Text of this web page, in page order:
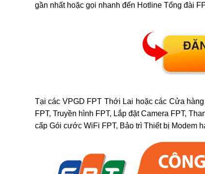
gần nhất hoặc gọi nhanh đến Hotline Tổng đài
Tại các VPGD FPT Thới Lai hoặc các Cửa
FPT, Truyền hình FPT, Lắp đặt Camera FPT,
cấp Gói cước WiFi FPT, Bảo trì Thiết bị Modem